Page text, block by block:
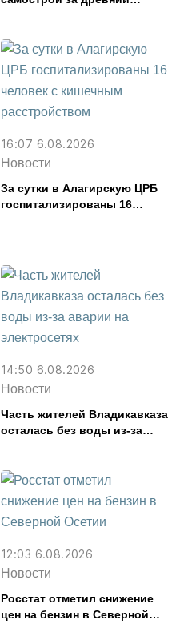
16:07 6.08.2026
Новости
За сутки в Алагирскую ЦРБ
госпитализированы 16
14:50 6.08.2026
Новости
Часть жителей Владикавказа
осталась без воды из-за
12:03 6.08.2026
Новости
Росстат отметил снижение
цен на бензин в Северной